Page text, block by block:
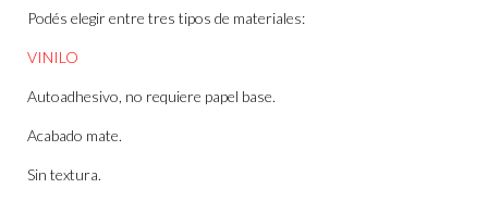
Podés elegir entre tres tipos de materiales:
VINILO
Autoadhesivo, no requiere papel base.
Acabado mate.
Sin textura.